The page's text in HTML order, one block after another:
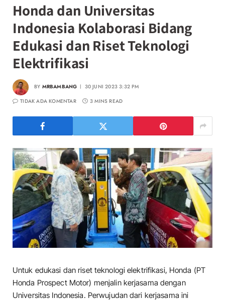
Honda dan Universitas
Indonesia Kolaborasi Bidang
Edukasi dan Riset Teknologi
Elektrifikasi
BY MRBAMBANG
30 JUNI 2023 3:32 PM
TIDAK ADA KOMENTAR
3 MINS READ
Untuk edukasi dan riset teknologi elektrifikasi, Honda (PT
Honda Prospect Motor) menjalin kerjasama dengan
Universitas Indonesia. Perwujudan dari kerjasama ini